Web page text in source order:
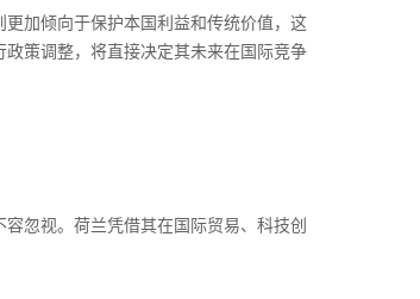
加倾向于保护本国利益和传统价值，这
策调整，将直接决定其未来在国际竞争
忽视。荷兰凭借其在国际贸易、科技创